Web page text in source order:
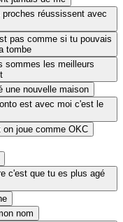
réussissent avec
pas comme si tu pouvais
tombe
sommes les meilleurs
une nouvelle maison
est avec moi c'est le
joue comme OKC
c'est que tu es plus agé
nom